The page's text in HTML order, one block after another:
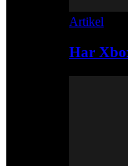
Artikel
Har